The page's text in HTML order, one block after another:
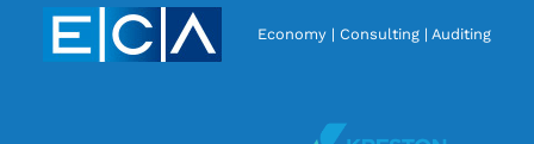
Economy | Consulting | Auditing